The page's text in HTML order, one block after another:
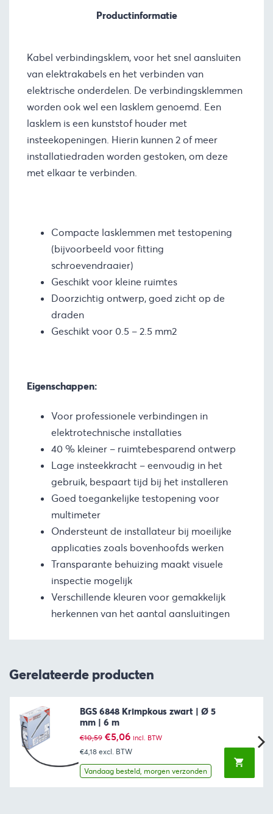
Productinformatie
Kabel verbindingsklem, voor het snel aansluiten
van elektrakabels en het verbinden van
elektrische onderdelen. De verbindingsklemmen
worden ook wel een lasklem genoemd. Een
lasklem is een kunststof houder met
insteekopeningen. Hierin kunnen 2 of meer
installatiedraden worden gestoken, om deze
met elkaar te verbinden.
Compacte lasklemmen met testopening
(bijvoorbeeld voor fitting
schroevendraaier)
Geschikt voor kleine ruimtes
Doorzichtig ontwerp, goed zicht op de
draden
Geschikt voor 0.5 – 2.5 mm2
Eigenschappen:
Voor professionele verbindingen in
elektrotechnische installaties
40 % kleiner – ruimtebesparend ontwerp
Lage insteekkracht – eenvoudig in het
gebruik, bespaart tijd bij het installeren
Goed toegankelijke testopening voor
multimeter
Ondersteunt de installateur bij moeilijke
applicaties zoals bovenhoofds werken
Transparante behuizing maakt visuele
inspectie mogelijk
Verschillende kleuren voor gemakkelijk
herkennen van het aantal aansluitingen
Gerelateerde producten
BGS 6848 Krimpkous zwart | Ø 5
mm | 6 m
€10,59 Oorspronkelijke
prijs
was:
€10,59.
€5,06Huidige
prijs
is:
€5,06.
incl. BTW
€4,18 excl. BTW
Vandaag besteld, morgen verzonden